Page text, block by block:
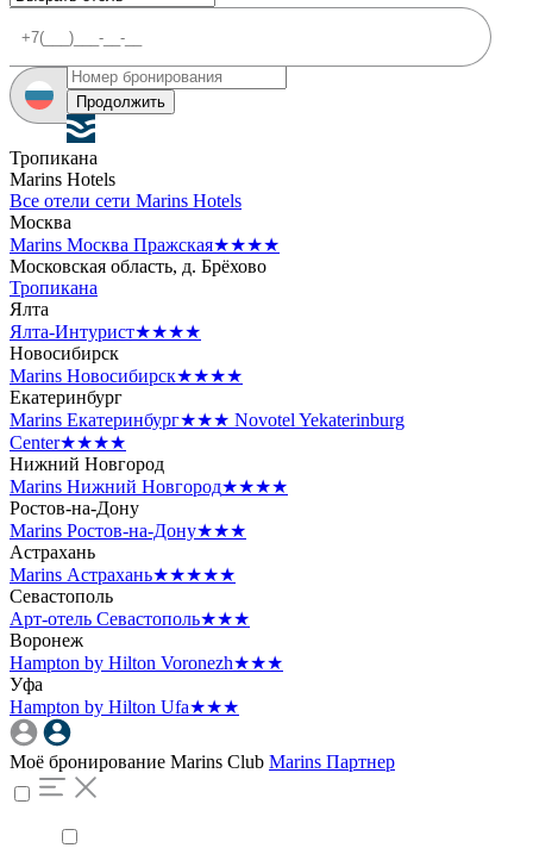
Продолжить
Тропикана
Marins Hotels
Все отели сети Marins Hotels
Москва
Marins Москва Пражская★★★★
Московская область, д. Брёхово
Тропикана
Ялта
Ялта-Интурист★★★★
Новосибирск
Marins Новосибирск★★★★
Екатеринбург
Marins Екатеринбург★★★ Novotel Yekaterinburg
Center★★★★
Нижний Новгород
Marins Нижний Новгород★★★★
Ростов-на-Дону
Marins Ростов-на-Дону★★★
Астрахань
Marins Астрахань★★★★★
Севастополь
Арт-отель Севастополь★★★
Воронеж
Hampton by Hilton Voronezh★★★
Уфа
Hampton by Hilton Ufa★★★
Моё бронирование Marins Club Marins Партнер